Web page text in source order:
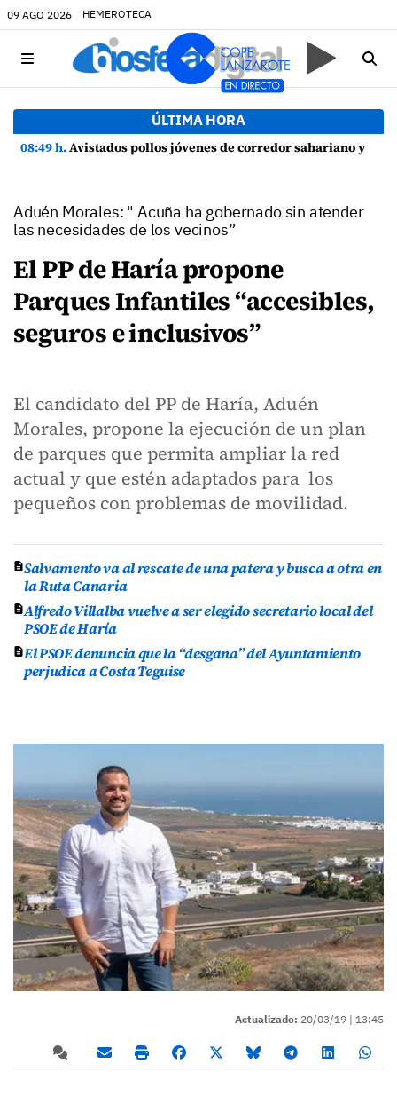
09 AGO 2026 HEMEROTECA
ÚLTIMA HORA
08:49 h.Avistados pollos jóvenes de corredor sahariano y episodios de cortejo de hubara cerca del rally de Lanzarote
Aduén Morales: " Acuña ha gobernado sin atender
las necesidades de los vecinos”
El PP de Haría propone
Parques Infantiles “accesibles,
seguros e inclusivos”
El candidato del PP de Haría, Aduén
Morales, propone la ejecución de un plan
de parques que permita ampliar la red
actual y que estén adaptados para los
pequeños con problemas de movilidad.
Salvamento va al rescate de una patera y busca a otra en
la Ruta Canaria
Alfredo Villalba vuelve a ser elegido secretario local del
PSOE de Haría
El PSOE denuncia que la “desgana” del Ayuntamiento
perjudica a Costa Teguise
Actualizado: 20/03/19 | 13:45